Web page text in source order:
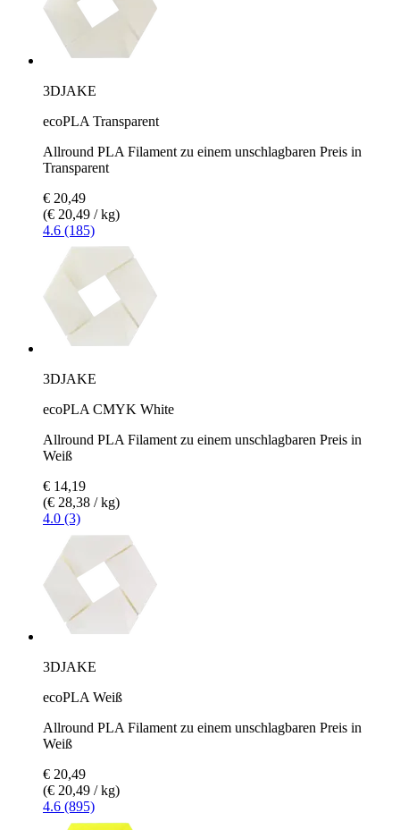
3DJAKE
ecoPLA Transparent
Allround PLA Filament zu einem unschlagbaren Preis in
Transparent
€ 20,49
(€ 20,49 / kg)
4.6 (185)
3DJAKE
ecoPLA CMYK White
Allround PLA Filament zu einem unschlagbaren Preis in
Weiß
€ 14,19
(€ 28,38 / kg)
4.0 (3)
3DJAKE
ecoPLA Weiß
Allround PLA Filament zu einem unschlagbaren Preis in
Weiß
€ 20,49
(€ 20,49 / kg)
4.6 (895)